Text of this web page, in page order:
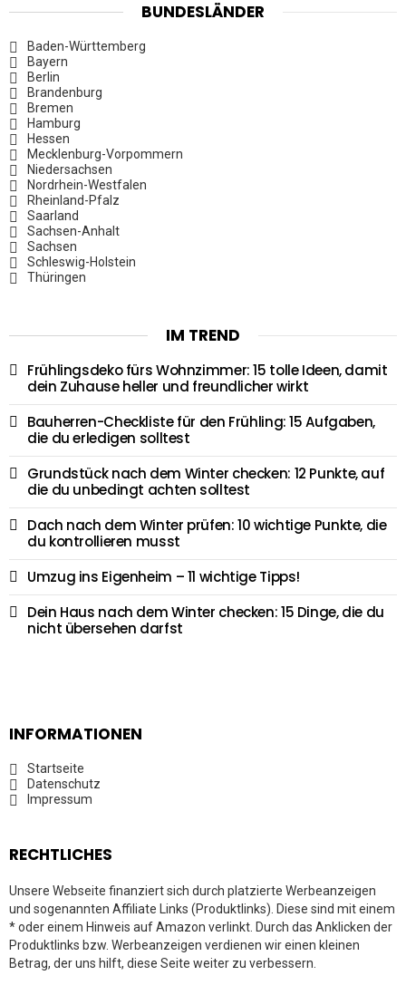
BUNDESLÄNDER
Baden-Württemberg
Bayern
Berlin
Brandenburg
Bremen
Hamburg
Hessen
Mecklenburg-Vorpommern
Niedersachsen
Nordrhein-Westfalen
Rheinland-Pfalz
Saarland
Sachsen-Anhalt
Sachsen
Schleswig-Holstein
Thüringen
IM TREND
Frühlingsdeko fürs Wohnzimmer: 15 tolle Ideen, damit
dein Zuhause heller und freundlicher wirkt
Bauherren-Checkliste für den Frühling: 15 Aufgaben,
die du erledigen solltest
Grundstück nach dem Winter checken: 12 Punkte, auf
die du unbedingt achten solltest
Dach nach dem Winter prüfen: 10 wichtige Punkte, die
du kontrollieren musst
Umzug ins Eigenheim – 11 wichtige Tipps!
Dein Haus nach dem Winter checken: 15 Dinge, die du
nicht übersehen darfst
INFORMATIONEN
Startseite
Datenschutz
Impressum
RECHTLICHES
Unsere Webseite finanziert sich durch platzierte Werbeanzeigen
und sogenannten Affiliate Links (Produktlinks). Diese sind mit einem
* oder einem Hinweis auf Amazon verlinkt. Durch das Anklicken der
Produktlinks bzw. Werbeanzeigen verdienen wir einen kleinen
Betrag, der uns hilft, diese Seite weiter zu verbessern.